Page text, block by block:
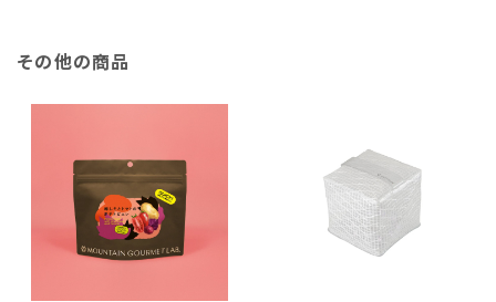
その他の商品